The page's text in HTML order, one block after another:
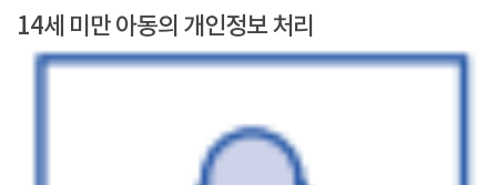
14세 미만 아동의 개인정보 처리